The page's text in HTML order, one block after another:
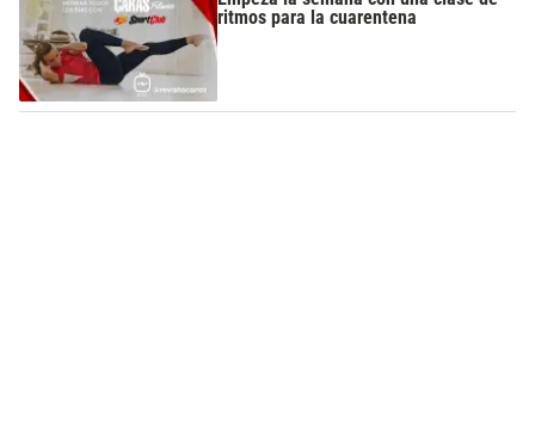
ritmos para la cuarentena